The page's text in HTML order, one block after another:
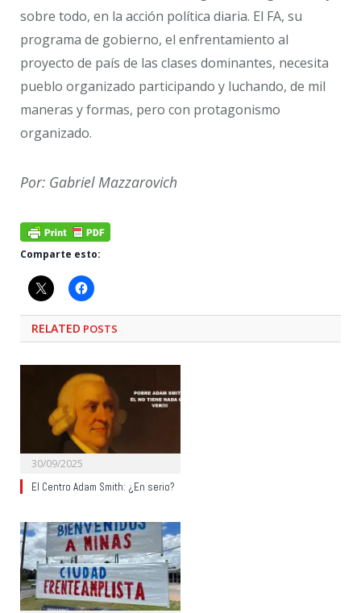
sobre todo, en la acción política diaria. El FA, su
programa de gobierno, el enfrentamiento al
proyecto de país de las clases dominantes, necesita
pueblo organizado participando y luchando, de mil
maneras y formas, pero con protagonismo
organizado.
Por: Gabriel Mazzarovich
Comparte esto:
RELATED POSTS
30/09/2025
El Centro Adam Smith: ¿En serio?